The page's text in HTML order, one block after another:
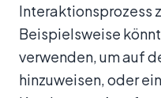
Interaktionsprozess
Beispielsweise
verwenden, um auf
hinzuweisen, oder ein